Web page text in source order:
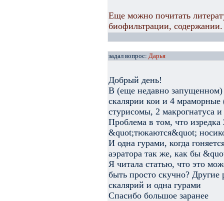
Еще можно почитать
биофильтрации, содержании.
задал вопрос: Дарья
Добрый день!
В (еще недавно запущенном)
скалярии кои и 4 мраморные
стурисомы, 2 макрогнатуса
Проблема в том, что
&quot;тюкаются&quot;
И одна гурами, когда
аэратора так же, как бы
Я читала статью, что это
быть просто скучно? Другие
скалярий и одна гурами
Спасибо большое заранее